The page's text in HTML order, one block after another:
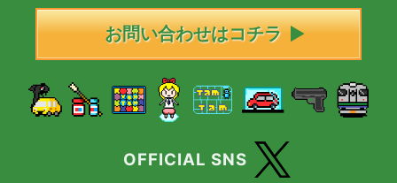
お問い合わせはコチラ
OFFICIAL SNS